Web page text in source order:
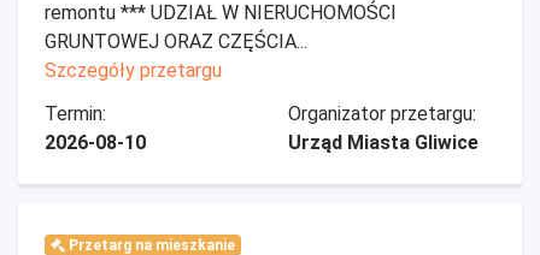
remontu *** UDZIAŁ W NIERUCHOMOŚCI
GRUNTOWEJ ORAZ CZĘŚCIA...
Szczegóły przetargu
Termin:
2026-08-10
Organizator przetargu:
Urząd Miasta Gliwice
Przetarg na mieszkanie